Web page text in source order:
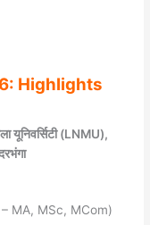
Highlights
यूनिवर्सिटी (LNMU),
– MA, MSc, MCom)